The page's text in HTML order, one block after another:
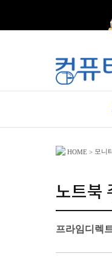
HOME > 모니
노트북
프라임디렉